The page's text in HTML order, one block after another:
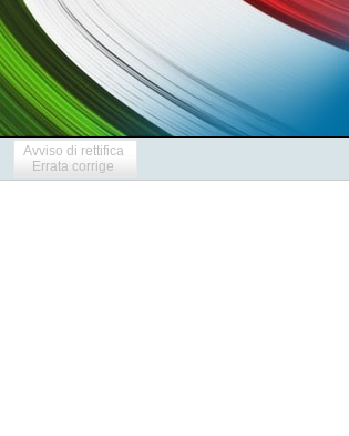
Avviso di rettifica
Errata corrige